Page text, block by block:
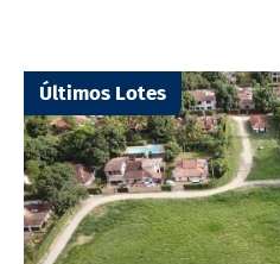
Últimos Lotes